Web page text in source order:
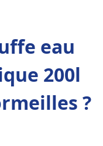
eau
200l
?